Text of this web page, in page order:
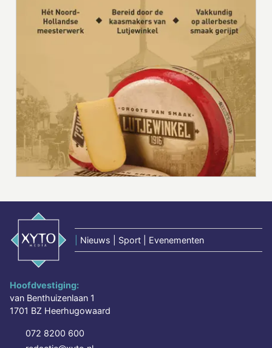
Nieuws | Sport | Evenementen
Hoofdvestiging:
van Benthuizenlaan 1
1701 BZ Heerhugowaard
072 8200 600